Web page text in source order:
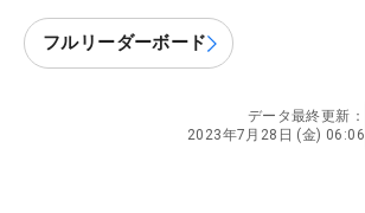
フルリーダーボード
データ最終更新：
2023年7月28日 (金) 06:06